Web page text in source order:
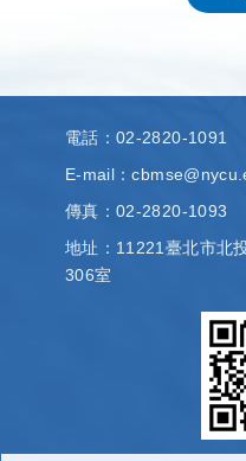
電話 ：02-2820-1091
E-mail：
傳真 ：02-2820-1093
地址 ：11221臺北市北
306室